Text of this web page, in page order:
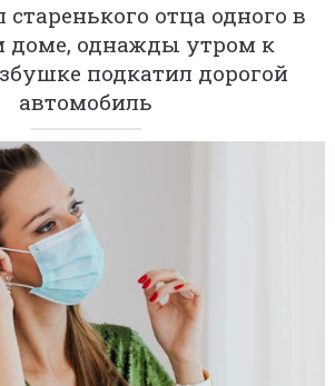
отца одного в
доме, однажды утром к
подкатил дорогой
автомобиль